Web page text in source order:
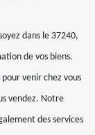
dans le 37240,
de vos biens.
venir chez vous
vendez. Notre
des services